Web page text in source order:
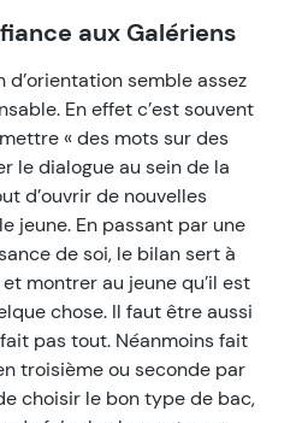
aux Galériens
d’orientation semble assez
En effet c’est souvent
« des mots sur des
le dialogue au sein de la
d’ouvrir de nouvelles
jeune. En passant par une
de soi, le bilan sert à
montrer au jeune qu’il est
chose. Il faut être aussi
pas tout. Néanmoins fait
troisième ou seconde par
choisir le bon type de bac,